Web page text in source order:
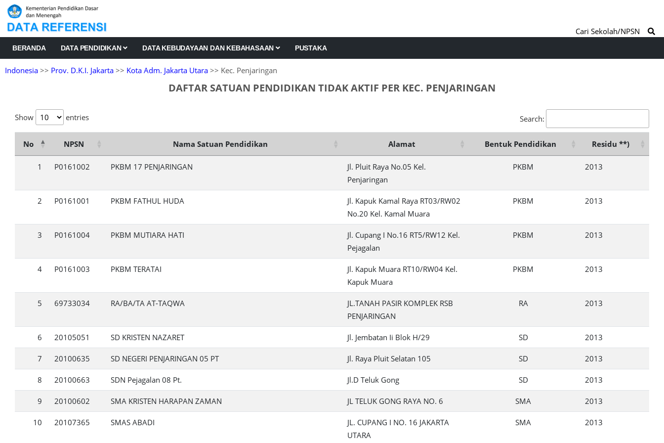
BERANDA DATA PENDIDIKAN DATA KEBUDAYAAN DAN KEBAHASAAN PUSTAKA
Cari Sekolah/NPSN
Indonesia >> Prov. D.K.I. Jakarta >> Kota Adm. Jakarta Utara >> Kec. Penjaringan
DAFTAR SATUAN PENDIDIKAN TIDAK AKTIF PER KEC. PENJARINGAN
Show entries Search:
No NPSN Nama Satuan Pendidikan Alamat Bentuk Pendidikan Residu **)
1 P0161002 PKBM 17 PENJARINGAN
Jl. Pluit Raya No.05 Kel.
Penjaringan
PKBM 2013
2 P0161001 PKBM FATHUL HUDA
Jl. Kapuk Kamal Raya RT03/RW02
No.20 Kel. Kamal Muara
PKBM 2013
3 P0161004 PKBM MUTIARA HATI
Jl. Cupang I No.16 RT5/RW12 Kel.
Pejagalan
PKBM 2013
4 P0161003 PKBM TERATAI
Jl. Kapuk Muara RT10/RW04 Kel.
Kapuk Muara
PKBM 2013
5 69733034 RA/BA/TA AT-TAQWA
JL.TANAH PASIR KOMPLEK RSB
PENJARINGAN
RA 2013
6 20105051 SD KRISTEN NAZARET Jl. Jembatan Ii Blok H/29 SD 2013
7 20100635 SD NEGERI PENJARINGAN 05 PT Jl. Raya Pluit Selatan 105 SD 2013
8 20100663 SDN Pejagalan 08 Pt. Jl.D Teluk Gong SD 2013
9 20100602 SMA KRISTEN HARAPAN ZAMAN JL TELUK GONG RAYA NO. 6 SMA 2013
10 20107365 SMAS ABADI
JL. CUPANG I NO. 16 JAKARTA
UTARA
SMA 2013